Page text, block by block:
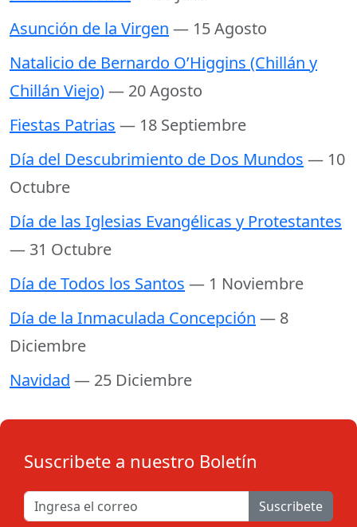
Asunción de la Virgen — 15 Agosto
Natalicio de Bernardo O’Higgins (Chillán y
Chillán Viejo)— 20 Agosto
Fiestas Patrias — 18 Septiembre
Día del Descubrimiento de Dos Mundos — 10
Octubre
Día de las Iglesias Evangélicas y Protestantes
— 31 Octubre
Día de Todos los Santos — 1 Noviembre
Día de la Inmaculada Concepción — 8
Diciembre
Navidad — 25 Diciembre
Suscribete a nuestro Boletín
Suscribete